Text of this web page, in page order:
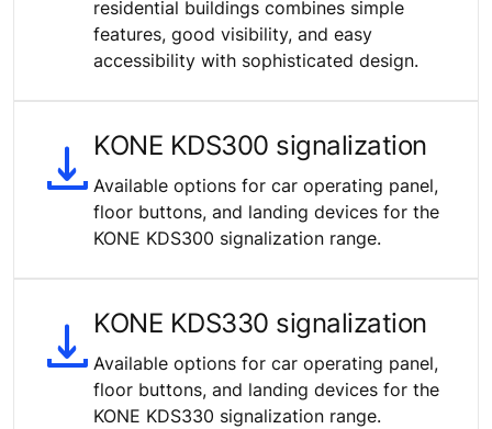
residential buildings combines simple
features, good visibility, and easy
accessibility with sophisticated design.
KONE KDS300 signalization
Available options for car operating panel,
floor buttons, and landing devices for the
KONE KDS300 signalization range.
KONE KDS330 signalization
Available options for car operating panel,
floor buttons, and landing devices for the
KONE KDS330 signalization range.